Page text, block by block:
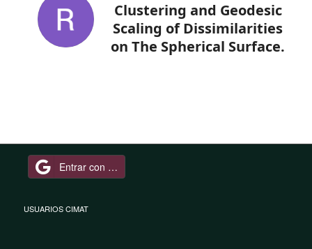
Clustering and Geodesic
Scaling of Dissimilarities
on The Spherical Surface.
Entrar con Google
USUARIOS CIMAT